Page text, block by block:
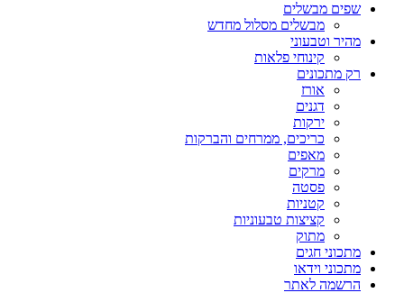
שפים מבשלים
מבשלים מסלול מחדש
מהיר וטבעוני
קינוחי פלאות
רק מתכונים
אורז
דגנים
ירקות
כריכים, ממרחים והברקות
מאפים
מרקים
פסטה
קטניות
קציצות טבעוניות
מתוק
מתכוני חגים
מתכוני וידאו
הרשמה לאתר